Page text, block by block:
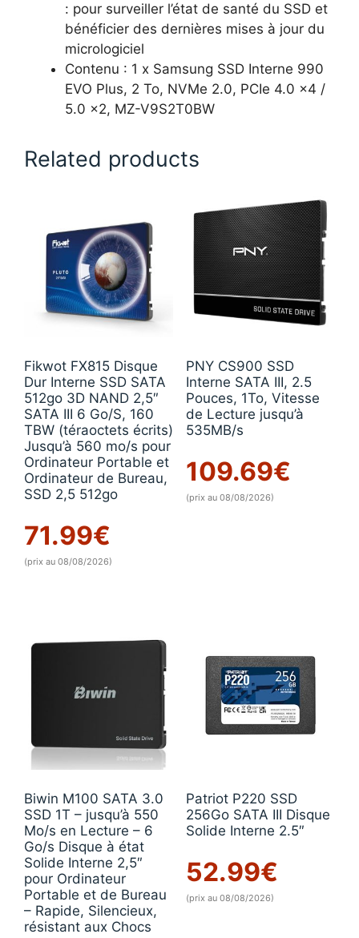
: pour surveiller l’état de santé du SSD et
bénéficier des dernières mises à jour du
micrologiciel
Contenu : 1 x Samsung SSD Interne 990
EVO Plus, 2 To, NVMe 2.0, PCIe 4.0 x4 /
5.0 x2, MZ-V9S2T0BW
Related products
Fikwot FX815 Disque
Dur Interne SSD SATA
512go 3D NAND 2,5″
SATA III 6 Go/S, 160
TBW (téraoctets écrits)
Jusqu’à 560 mo/s pour
Ordinateur Portable et
Ordinateur de Bureau,
SSD 2,5 512go
71.99€
(prix au 08/08/2026)
PNY CS900 SSD
Interne SATA III, 2.5
Pouces, 1To, Vitesse
de Lecture jusqu’à
535MB/s
109.69€
(prix au 08/08/2026)
Biwin M100 SATA 3.0
SSD 1T – jusqu’à 550
Mo/s en Lecture – 6
Go/s Disque à état
Solide Interne 2,5″
pour Ordinateur
Portable et de Bureau
– Rapide, Silencieux,
résistant aux Chocs
Patriot P220 SSD
256Go SATA III Disque
Solide Interne 2.5″
52.99€
(prix au 08/08/2026)